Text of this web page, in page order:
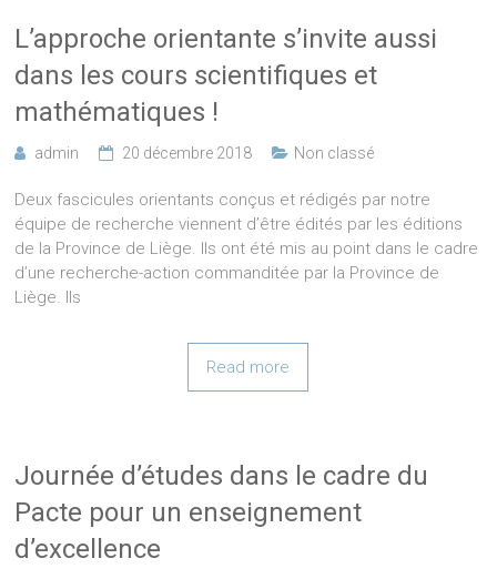
L’approche orientante s’invite aussi
dans les cours scientifiques et
mathématiques !
admin 20 décembre 2018 Non classé
Deux fascicules orientants conçus et rédigés par notre
équipe de recherche viennent d’être édités par les éditions
de la Province de Liège. Ils ont été mis au point dans le cadre
d’une recherche-action commanditée par la Province de
Liège. Ils
Read more
Journée d’études dans le cadre du
Pacte pour un enseignement
d’excellence